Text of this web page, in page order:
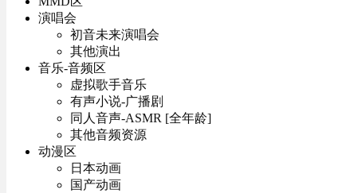
演唱会
初音未来演唱会
其他演出
音乐-音频区
虚拟歌手音乐
有声小说-广播剧
同人音声-ASMR [全年龄]
其他音频资源
动漫区
日本动画
国产动画